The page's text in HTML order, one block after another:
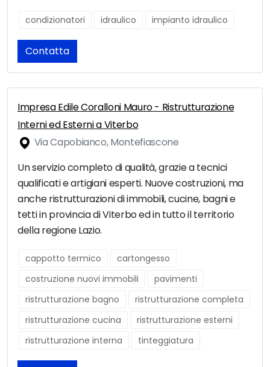
condizionatori idraulico impianto idraulico
Contatta
Impresa Edile Coralloni Mauro - Ristrutturazione
Interni ed Esterni a Viterbo
Via Capobianco, Montefiascone
Un servizio completo di qualità, grazie a tecnici
qualificati e artigiani esperti. Nuove costruzioni, ma
anche ristrutturazioni di immobili, cucine, bagni e
tetti in provincia di Viterbo ed in tutto il territorio
della regione Lazio.
cappotto termico
cartongesso
costruzione nuovi immobili
pavimenti
ristrutturazione bagno
ristrutturazione completa
ristrutturazione cucina
ristrutturazione esterni
ristrutturazione interna
tinteggiatura